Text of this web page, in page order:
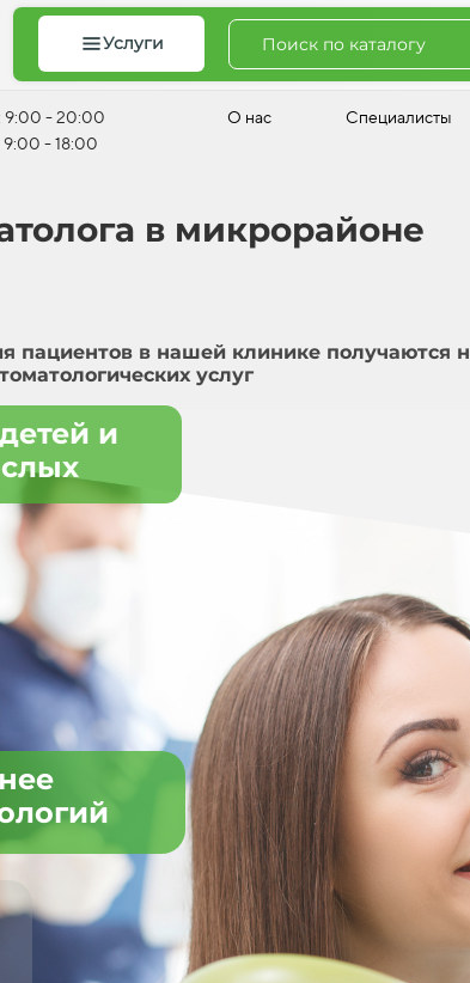
Услуги
9:00 - 20:00
- 18:00
О нас Специалисты
и
в микрорайоне
пациентов в нашей клинике получаются
услуг